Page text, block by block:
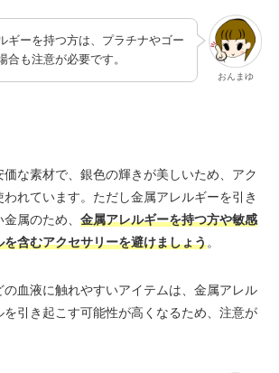
おんまゆ
ギーを持つ方は、プラチナやゴー
合も注意が必要です。
な素材で、銀色の輝きが美しいため、アク
れています。ただし金属アレルギーを引き
属のため、 金属アレルギーを持つ方や敏感
含むアクセサリーを避けましょう。
の血液に触れやすいアイテムは、金属アレル
を引き起こす可能性が高くなるため、注意が